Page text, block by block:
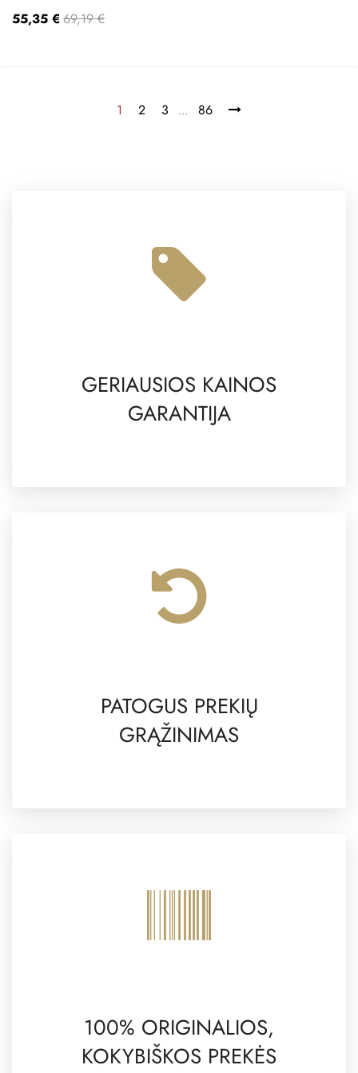
55,35 € 69,19 €
1 2 3 … 86
GERIAUSIOS KAINOS
GARANTIJA
PATOGUS PREKIŲ
GRĄŽINIMAS
100% ORIGINALIOS,
KOKYBIŠKOS PREKĖS